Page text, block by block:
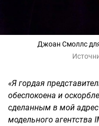
Джоан Смоллс
«Я гордая
обеспокоена и
сделанным в мой
модельного агентства